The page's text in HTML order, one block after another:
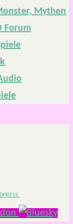
Mythen
Forum